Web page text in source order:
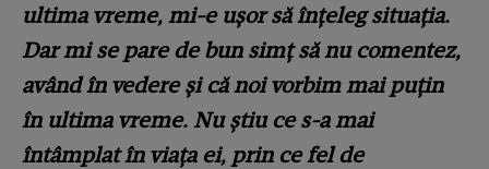
ultima vreme, mi-e ușor să înțeleg situația.
Dar mi se pare de bun simț să nu comentez,
având în vedere și că noi vorbim mai puțin
în ultima vreme. Nu știu ce s-a mai
întâmplat în viața ei, prin ce fel de